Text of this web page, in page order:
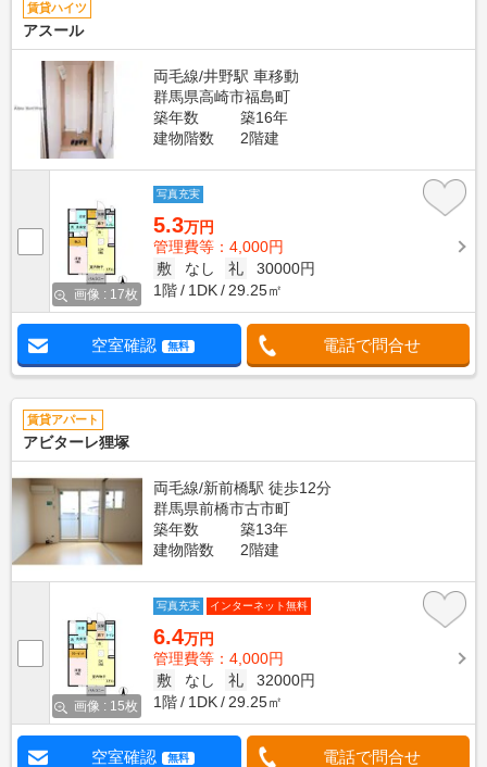
賃貸ハイツ
アスール
両毛線/井野駅 車移動
群馬県高崎市福島町
築年数
築16年
建物階数
2階建
画像 : 17枚
写真充実
5.3万円
管理費等：4,000円
敷
なし 礼
30000円
1階
1DK 29.25㎡
空室確認 無料 電話で問合せ
賃貸アパート
アビターレ狸塚
両毛線/新前橋駅 徒歩12分
群馬県前橋市古市町
築年数
築13年
建物階数
2階建
画像 : 15枚
写真充実 インターネット無料
6.4万円
管理費等：4,000円
敷
なし 礼
32000円
1階
1DK 29.25㎡
空室確認 無料 電話で問合せ